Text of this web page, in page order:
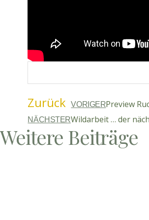
Zurück VORIGERPreview
NÄCHSTERWildarbeit … der
Weitere Beiträge